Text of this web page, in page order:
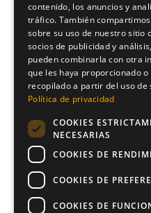
contenido, los anuncios y
tráfico. También
sobre su uso de nuestro sitio
socios de publicidad y
pueden combinarla con otra
que les haya proporcionado o
recopilado a partir del uso de
Política de privacidad
COOKIES
NECESARIAS
COOKIES DE
COOKIES DE
COOKIES DE